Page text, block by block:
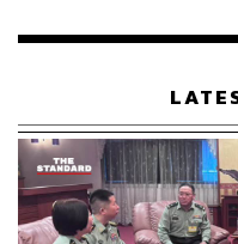
ดร.ส
ผู้อำน
เรือนไทยที่ถูกซุกไว้